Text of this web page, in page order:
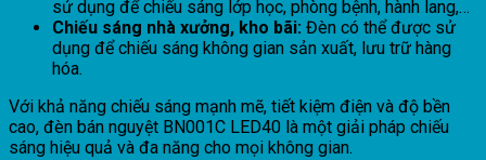
sử dụng để chiếu sáng lớp học, phòng bệnh, hành lang,…
Chiếu sáng nhà xưởng, kho bãi: Đèn có thể được sử
dụng để chiếu sáng không gian sản xuất, lưu trữ hàng
hóa.
Với khả năng chiếu sáng mạnh mẽ, tiết kiệm điện và độ bền
cao, đèn bán nguyệt BN001C LED40 là một giải pháp chiếu
sáng hiệu quả và đa năng cho mọi không gian.